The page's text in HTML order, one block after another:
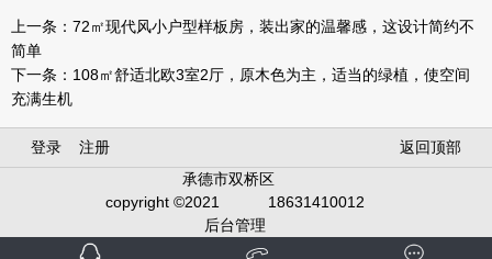
上一条： 72㎡现代风小户型样板房，装出家的温馨感，这设计简约不
简单
下一条： 108㎡舒适北欧3室2厅，原木色为主，适当的绿植，使空间
充满生机
登录 注册
返回顶部
承德市双桥区
copyright ©2021
18631410012
后台管理